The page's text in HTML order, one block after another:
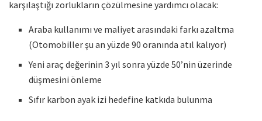
karşılaştığı zorlukların çözülmesine yardımcı olacak:
Araba kullanımı ve maliyet arasındaki farkı azaltma
(Otomobiller şu an yüzde 90 oranında atıl kalıyor)
Yeni araç değerinin 3 yıl sonra yüzde 50’nin üzerinde
düşmesini önleme
Sıfır karbon ayak izi hedefine katkıda bulunma